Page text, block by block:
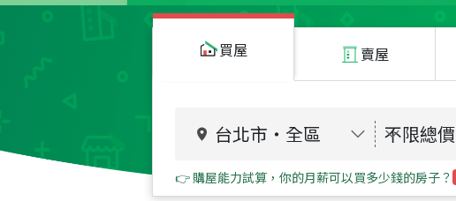
買屋 賣屋
台北市 ・ 全區 不限總價
👉 購屋能力試算，你的月薪可以買多少錢的房子？